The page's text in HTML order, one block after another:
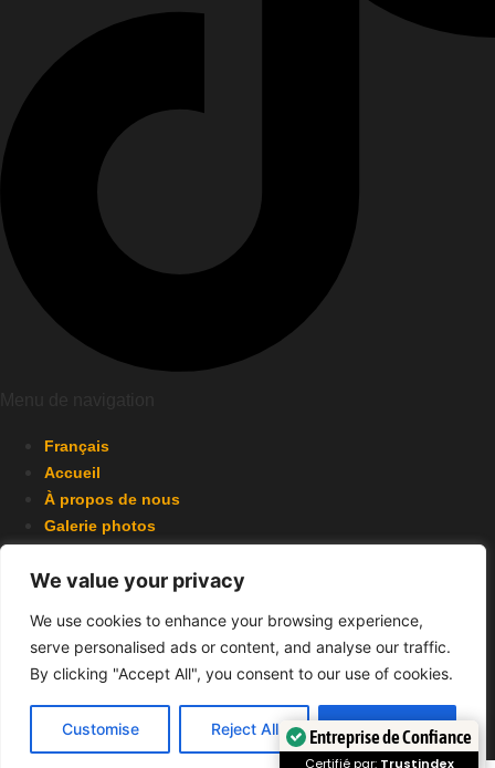
We value your privacy
We use cookies to enhance your browsing experience,
serve personalised ads or content, and analyse our traffic.
By clicking "Accept All", you consent to our use of cookies.
Customise Reject All Accept All
Français
Accueil
À propos de nous
Galerie photos
Collaborateurs
Contactez-nous
259A Mtée. Gagnon, Bois-des-Filion, QC J6Z 2X1
contact@bartenders2go.ca
+1 (514) 627-0335
© 2026 Barmans2Go Inc. Tous droits réservés.
Entreprise de Confiance
Certifié par: Trustindex